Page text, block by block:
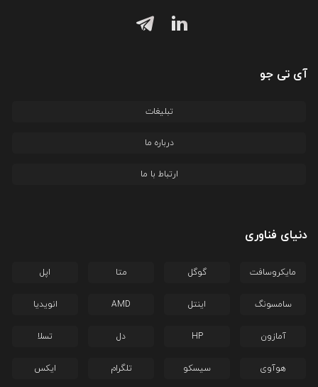
آی تی جو
تبلیغات
درباره ما
ارتباط با ما
دنیای فناوری
مایکروسافت گوگل متا اپل
سامسونگ اینتل AMD انویدیا
آمازون HP دل تسلا
هوآوی سیسکو تلگرام ایکس